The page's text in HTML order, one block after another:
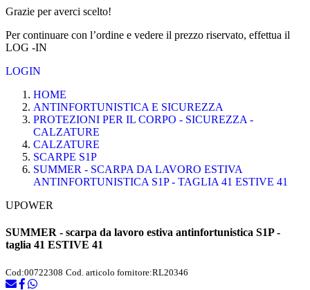
Grazie per averci scelto!
Per continuare con l’ordine e vedere il prezzo riservato, effettua il
LOG -IN
LOGIN
HOME
ANTINFORTUNISTICA E SICUREZZA
PROTEZIONI PER IL CORPO - SICUREZZA -
CALZATURE
CALZATURE
SCARPE S1P
SUMMER - SCARPA DA LAVORO ESTIVA
ANTINFORTUNISTICA S1P - TAGLIA 41 ESTIVE 41
UPOWER
SUMMER - scarpa da lavoro estiva antinfortunistica S1P -
taglia 41 ESTIVE 41
Cod:00722308 Cod. articolo fornitore:RL20346